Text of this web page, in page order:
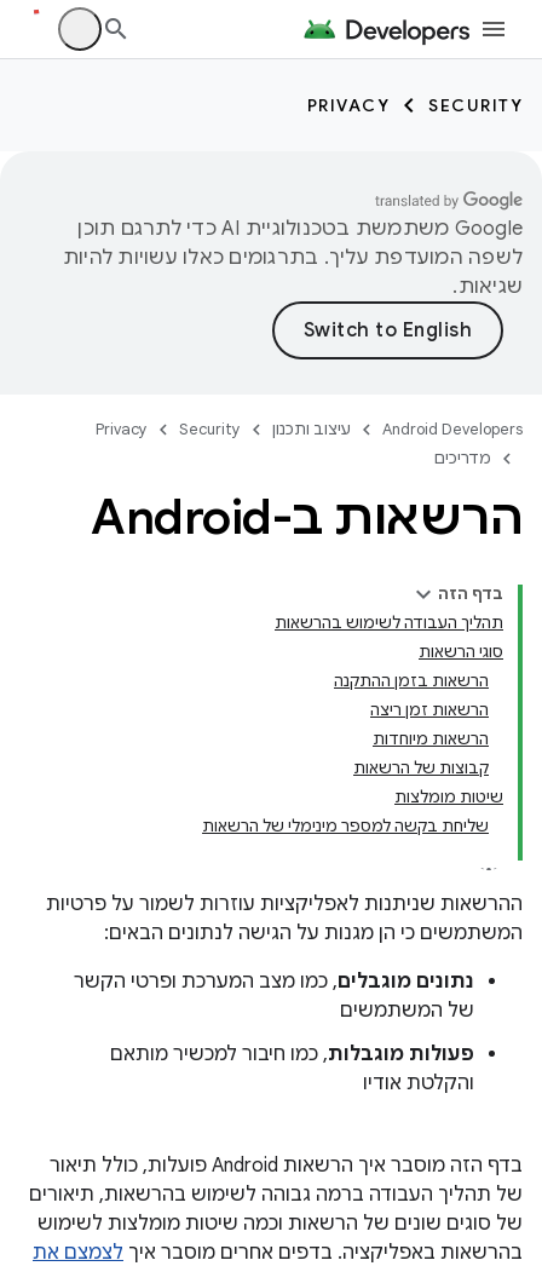
SECURITY
PRIVACY
‫Google משתמשת בטכנולוגיית AI כדי לתרגם תוכן
לשפה המועדפת עליך. בתרגומים כאלו עשויות להיות
שגיאות.
Android Developers עיצוב ותכנון Security
Privacy
מדריכים
הרשאות ב-Android
בדף הזה
תהליך העבודה לשימוש בהרשאות
סוגי הרשאות
הרשאות בזמן ההתקנה
הרשאות זמן ריצה
הרשאות מיוחדות
קבוצות של הרשאות
שיטות מומלצות
שליחת בקשה למספר מינימלי של הרשאות
ההרשאות שניתנות לאפליקציות עוזרות לשמור על פרטיות
המשתמשים כי הן מגנות על הגישה לנתונים הבאים:
נתונים מוגבלים, כמו מצב המערכת ופרטי הקשר
של המשתמשים
פעולות מוגבלות, כמו חיבור למכשיר מותאם
והקלטת אודיו
בדף הזה מוסבר איך הרשאות Android פועלות, כולל תיאור
של תהליך העבודה ברמה גבוהה לשימוש בהרשאות, תיאורים
של סוגים שונים של הרשאות וכמה שיטות מומלצות לשימוש
בהרשאות באפליקציה. בדפים אחרים מוסבר איך לצמצם את